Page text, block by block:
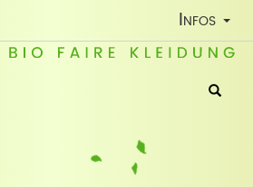
Toggle
Infos